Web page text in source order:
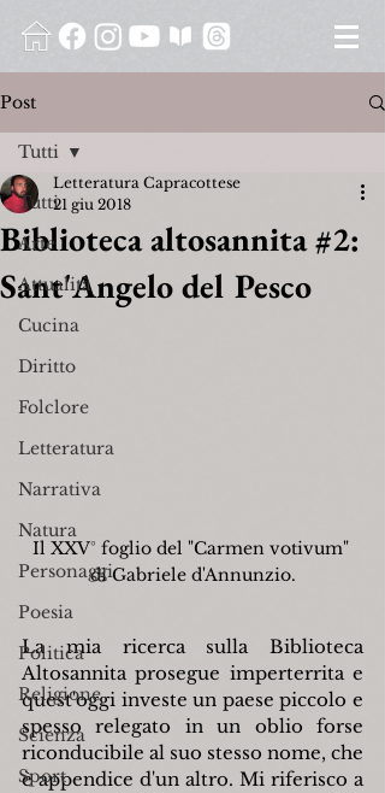
Post
Tutti
Arte
Attualità
Cucina
Diritto
Folclore
Letteratura
Narrativa
Natura
Personaggi
Poesia
Politica
Religione
Scienza
Sport
Tutti
Biblioteca altosannita #2:
Sant'Angelo del Pesco
Letteratura Capracottese
21 giu 2018
Il XXV° foglio del "Carmen votivum"
di Gabriele d'Annunzio.
La mia ricerca sulla Biblioteca
Altosannita prosegue imperterrita e
quest'oggi investe un paese piccolo e
spesso relegato in un oblio forse
riconducibile al suo stesso nome, che
è appendice d'un altro. Mi riferisco a